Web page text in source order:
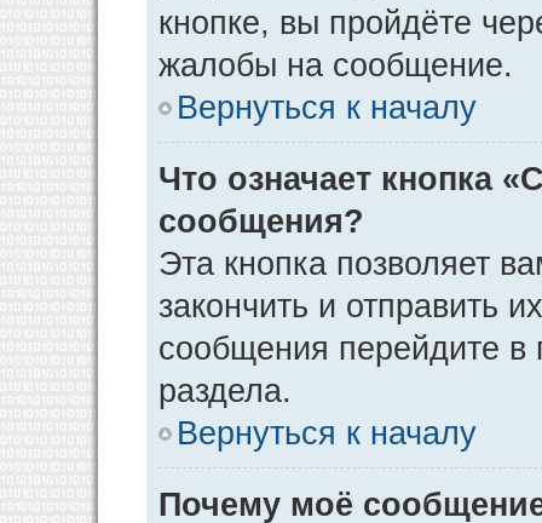
кнопке, вы пройдёте
жалобы на сообщение.
Вернуться к началу
Что означает кнопка
сообщения?
Эта кнопка позволяет
закончить и отправить
сообщения перейдите в
раздела.
Вернуться к началу
Почему моё